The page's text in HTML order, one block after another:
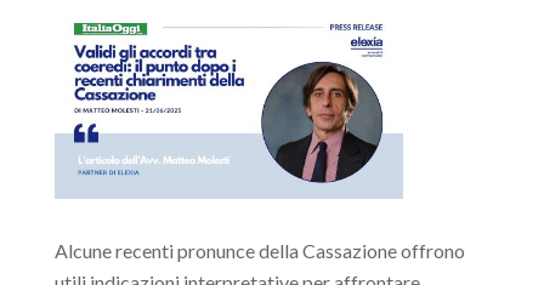
Alcune recenti pronunce della Cassazione offrono